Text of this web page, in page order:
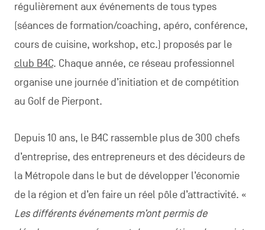
régulièrement aux événements de tous types
(séances de formation/coaching, apéro, conférence,
cours de cuisine, workshop, etc.) proposés par le
club B4C. Chaque année, ce réseau professionnel
organise une journée d’initiation et de compétition
au Golf de Pierpont.
Depuis 10 ans, le B4C rassemble plus de 300 chefs
d’entreprise, des entrepreneurs et des décideurs de
la Métropole dans le but de développer l’économie
de la région et d’en faire un réel pôle d’attractivité. «
Les différents événements m’ont permis de